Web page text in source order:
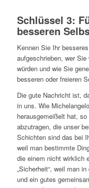
Schlüssel 3:
besseren
Kennen Sie Ihr
aufgeschrieben, wer
würden und wie Sie
besseren oder freieren
Die gute Nachricht ist,
in uns. Wie
herausgemeißelt hat,
abzutragen, die unser
Schichten sind das bei
weil man bestimmte
die einem nicht wirklich
„Sicherheit“, weil man
und ein gutes